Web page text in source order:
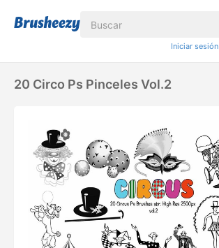
Iniciar sesión
20 Circo Ps Pinceles Vol.2